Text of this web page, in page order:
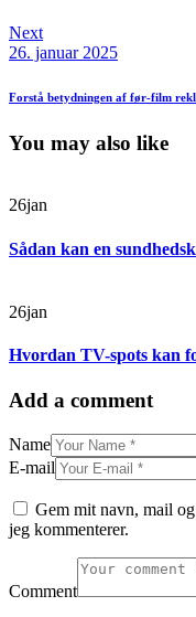
Next
26. januar 2025
Forstå betydningen af før-film
You may also like
26jan
Sådan kan en
26jan
Hvordan TV-spots kan
Add a comment
Name
E-mail
Gem mit navn, mail
jeg kommenterer.
Comment